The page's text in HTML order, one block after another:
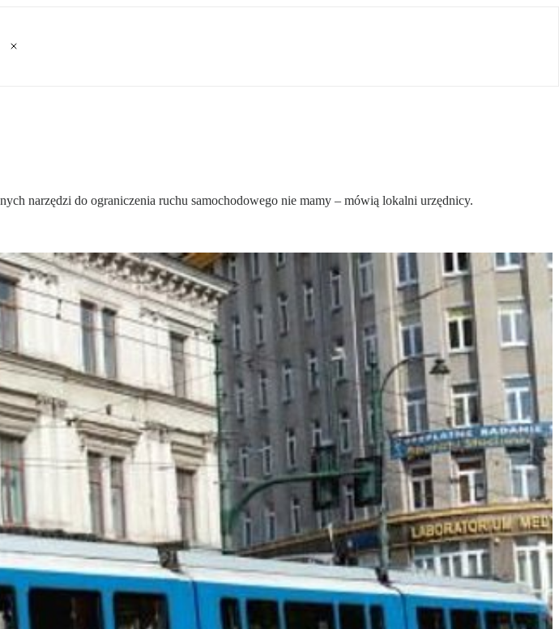
narzędzi do ograniczenia ruchu samochodowego nie mamy – mówią lokalni urzędnicy.